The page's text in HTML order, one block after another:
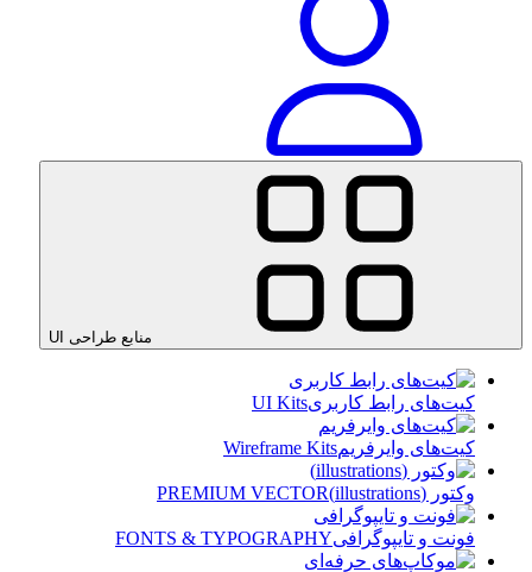
منابع طراحی UI
کیت‌های رابط کاربریUI Kits
کیت‌های وایرفریمWireframe Kits
وکتور (illustrations) PREMIUM VECTOR
فونت و تایپوگرافیFONTS & TYPOGRAPHY